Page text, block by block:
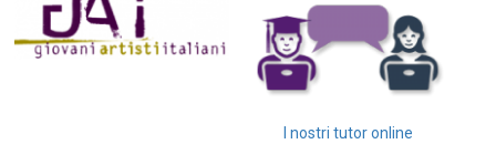
I nostri tutor online